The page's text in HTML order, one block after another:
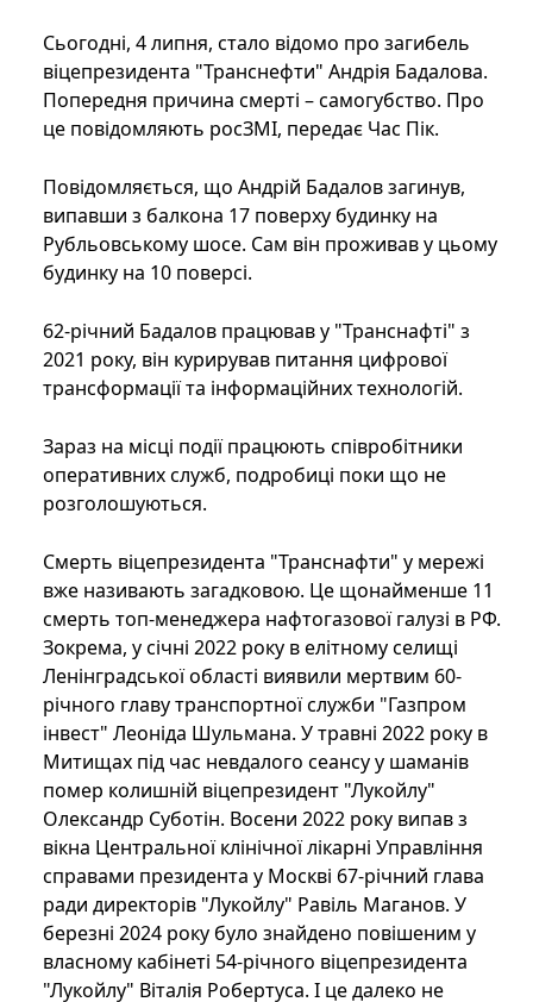
Сьогодні, 4 липня, стало відомо про загибель
віцепрезидента "Транснефти" Андрія Бадалова.
Попередня причина смерті – самогубство. Про
це повідомляють росЗМІ, передає Час Пік.
Повідомляється, що Андрій Бадалов загинув,
випавши з балкона 17 поверху будинку на
Рубльовському шосе. Сам він проживав у цьому
будинку на 10 поверсі.
62-річний Бадалов працював у "Транснафті" з
2021 року, він курирував питання цифрової
трансформації та інформаційних технологій.
Зараз на місці події працюють співробітники
оперативних служб, подробиці поки що не
розголошуються.
Смерть віцепрезидента "Транснафти" у мережі
вже називають загадковою. Це щонайменше 11
смерть топ-менеджера нафтогазової галузі в РФ.
Зокрема, у січні 2022 року в елітному селищі
Ленінградської області виявили мертвим 60-
річного главу транспортної служби "Газпром
інвест" Леоніда Шульмана. У травні 2022 року в
Митищах під час невдалого сеансу у шаманів
помер колишній віцепрезидент "Лукойлу"
Олександр Суботін. Восени 2022 року випав з
вікна Центральної клінічної лікарні Управління
справами президента у Москві 67-річний глава
ради директорів "Лукойлу" Равіль Маганов. У
березні 2024 року було знайдено повішеним у
власному кабінеті 54-річного віцепрезидента
"Лукойлу" Віталія Робертуса. І це далеко не